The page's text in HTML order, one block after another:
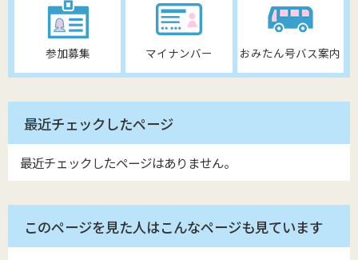
参加募集 マイナンバー おみたん号バス案内
最近チェックしたページ
最近チェックしたページはありません。
このページを見た人はこんなページも見ています